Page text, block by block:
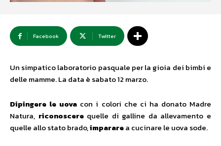
Facebook Twitter
Un simpatico laboratorio pasquale per la gioia dei bimbi e
delle mamme. La data è sabato 12 marzo.
Dipingere le uova con i colori che ci ha donato Madre
Natura, riconoscerequelle di galline da allevamento e
quelle allo stato brado,impararea cucinare le uova sode.